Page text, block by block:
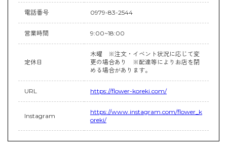
電話番号 0979-83-2544
営業時間 9:00~18:00
定休日
木曜 ※注文・イベント状況に応じて変
更の場合あり ※配達等によりお店を閉
める場合があります。
URL https://flower-koreki.com/
Instagram
https://www.instagram.com/flower_k
oreki/